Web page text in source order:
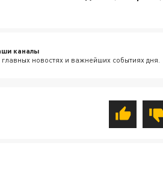
каналы
новостях и важнейших событиях дня.